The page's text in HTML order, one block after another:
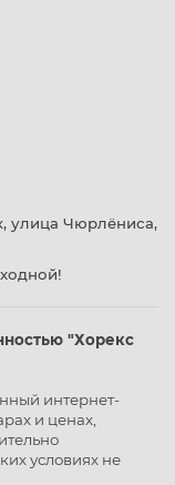
улица Чюрлёниса,
"Хорекс
интернет-
и ценах,
условиях не